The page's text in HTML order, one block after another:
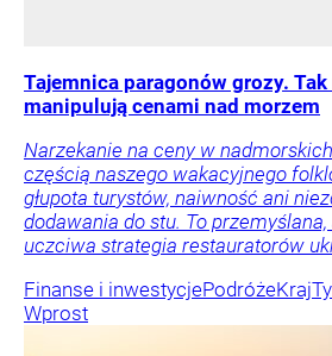
Tajemnica paragonów grozy.
manipulują cenami nad morzem
Narzekanie na ceny w
częścią naszego wakacyjnego
głupota turystów, naiwność ani
dodawania do stu. To
uczciwa strategia restauratorów
Finanse i inwestycjePodróżeKraj
Wprost